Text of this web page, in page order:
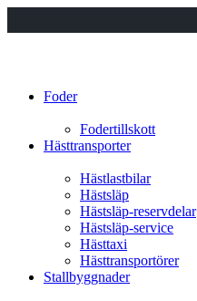
Foder
Fodertillskott
Hästtransporter
Hästlastbilar
Hästsläp
Hästsläp-reservdelar
Hästsläp-service
Hästtaxi
Hästtransportörer
Stallbyggnader